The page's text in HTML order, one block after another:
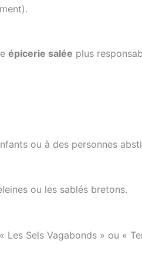
épicerie salée plus
ou à des personnes
ou les sablés bretons.
Sels Vagabonds » ou «